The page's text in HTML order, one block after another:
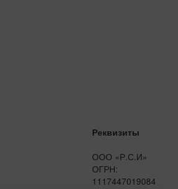
Реквизиты
ООО «Р.С.И»
ОГРН:
1117447019084